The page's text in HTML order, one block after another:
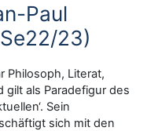
Paul
23)
Philosoph, Literat,
gilt als Paradefigur des
Sein
sich mit den